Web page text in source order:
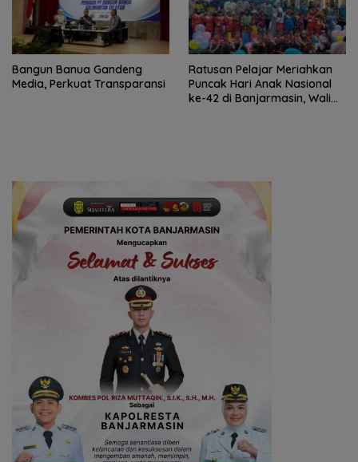
Bangun Banua Gandeng
Media, Perkuat Transparansi
Ratusan Pelajar Meriahkan
Puncak Hari Anak Nasional
ke-42 di Banjarmasin, Wali